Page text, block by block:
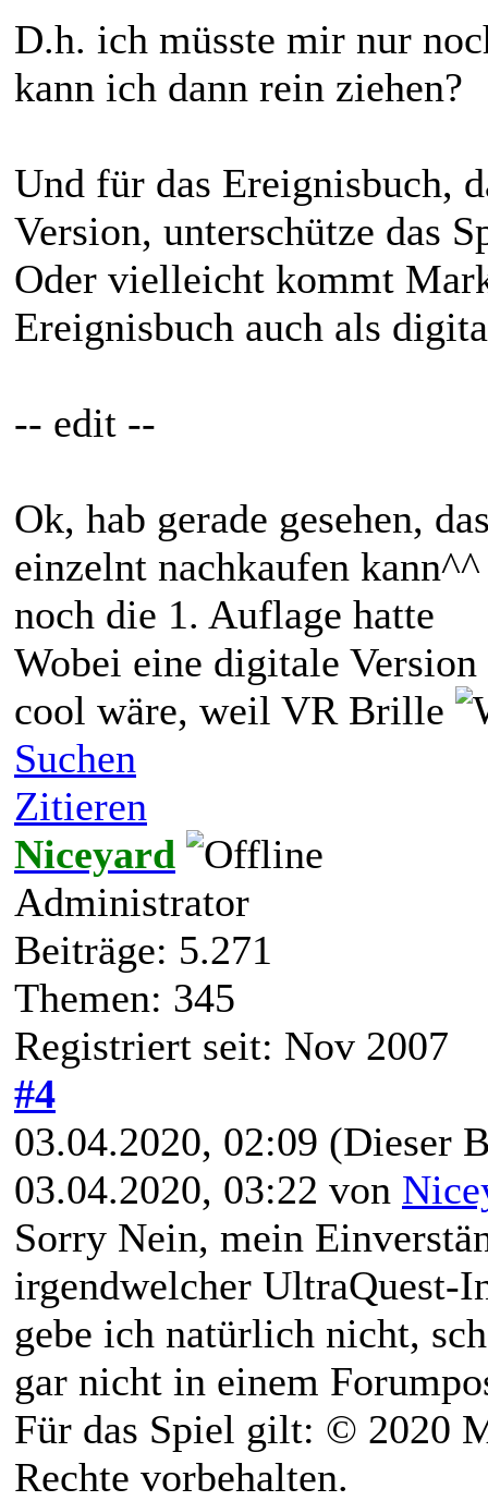
D.h. ich müsste mir nur
kann ich dann rein ziehen?
Und für das Ereignisbuch,
Version, unterschütze das
Oder vielleicht kommt
Ereignisbuch auch als
-- edit --
Ok, hab gerade gesehen,
einzelnt nachkaufen
noch die 1. Auflage hatte
Wobei eine digitale
cool wäre, weil VR Brille
Suchen
Zitieren
Niceyard
Administrator
Beiträge: 5.271
Themen: 345
Registriert seit: Nov 2007
#4
03.04.2020, 02:09 (Dieser
03.04.2020, 03:22 von
Sorry Nein, mein
irgendwelcher UltraQuest-
gebe ich natürlich nicht,
gar nicht in einem
Für das Spiel gilt: © 2020
Rechte vorbehalten.